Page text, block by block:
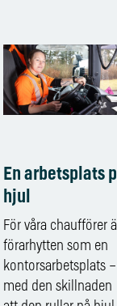
En arbetsplats
hjul
För våra chaufförer
förarhytten som en
kontorsarbetsplats –
med den skillnaden